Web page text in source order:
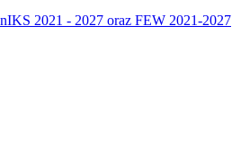
2021 - 2027 oraz FEW 2021-2027